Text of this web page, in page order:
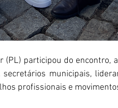
(PL) participou do encontro,
municipais,
profissionais e